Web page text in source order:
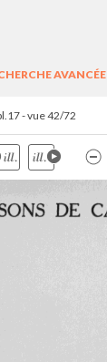
AVANCÉE
- vue 42/72